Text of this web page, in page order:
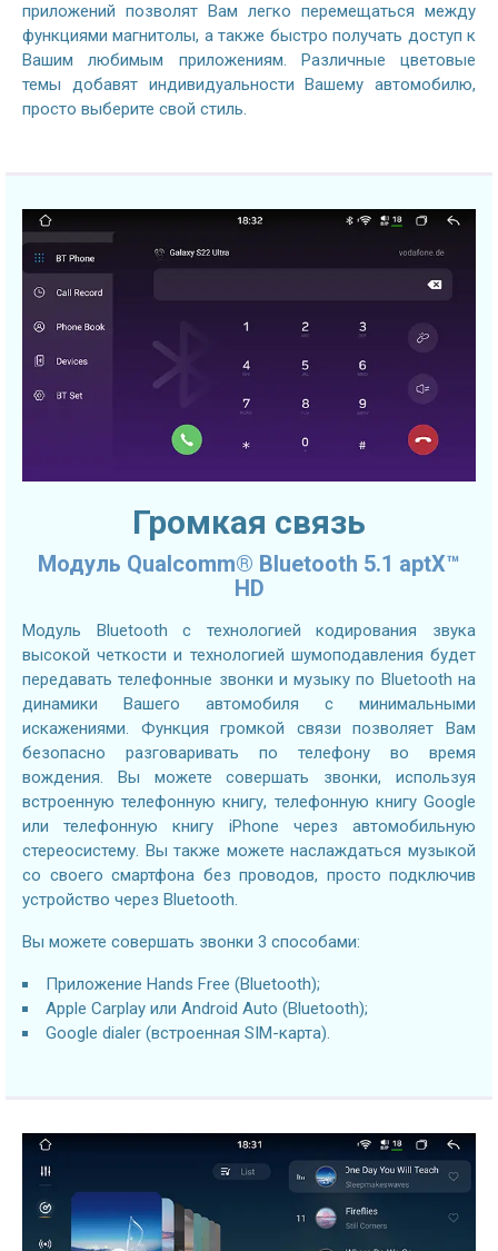
приложений позволят Вам легко перемещаться между
функциями магнитолы, а также быстро получать доступ к
Вашим любимым приложениям. Различные цветовые
темы добавят индивидуальности Вашему автомобилю,
просто выберите свой стиль.
Громкая связь
Модуль Qualcomm® Bluetooth 5.1 aptX™
HD
Модуль Bluetooth с технологией кодирования звука
высокой четкости и технологией шумоподавления будет
передавать телефонные звонки и музыку по Bluetooth на
динамики Вашего автомобиля с минимальными
искажениями. Функция громкой связи позволяет Вам
безопасно разговаривать по телефону во время
вождения. Вы можете совершать звонки, используя
встроенную телефонную книгу, телефонную книгу Google
или телефонную книгу iPhone через автомобильную
стереосистему. Вы также можете наслаждаться музыкой
со своего смартфона без проводов, просто подключив
устройство через Bluetooth.
Вы можете совершать звонки 3 способами:
Приложение Hands Free (Bluetooth);
Apple Carplay или Android Auto (Bluetooth);
Google dialer (встроенная SIM-карта).